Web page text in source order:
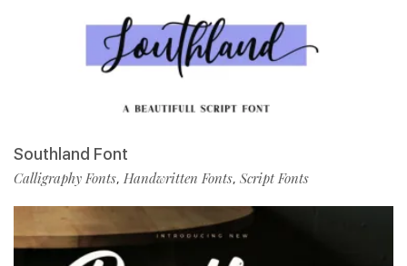
Southland Font
Calligraphy Fonts, Handwritten Fonts, Script Fonts